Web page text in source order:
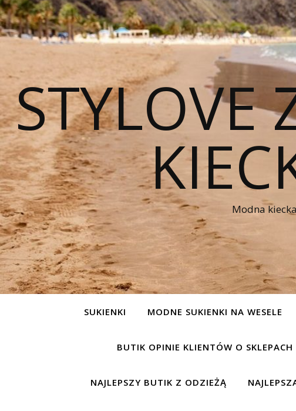
STYLOVE
Modna
SUKIENKI MODNE SUKIENKI NA WESELE
BUTIK OPINIE KLIENTÓW O SKLEPACH
NAJLEPSZY BUTIK Z ODZIEŻĄ